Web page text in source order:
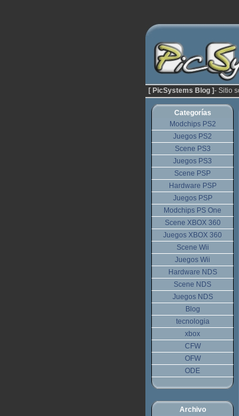
[ PicSystems Blog ]- Sitio
Categorías
Modchips PS2
Juegos PS2
Scene PS3
Juegos PS3
Scene PSP
Hardware PSP
Juegos PSP
Modchips PS One
Scene XBOX 360
Juegos XBOX 360
Scene Wii
Juegos Wii
Hardware NDS
Scene NDS
Juegos NDS
Blog
tecnologia
xbox
CFW
OFW
ODE
Archivo